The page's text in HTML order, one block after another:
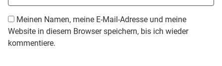
Meinen Namen, meine E-Mail-Adresse und meine
Website in diesem Browser speichern, bis ich wieder
kommentiere.